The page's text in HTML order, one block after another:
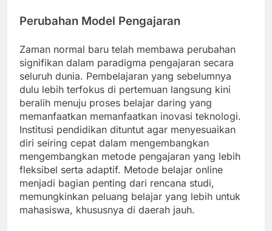
Perubahan Model Pengajaran
Zaman normal baru telah membawa perubahan
signifikan dalam paradigma pengajaran secara
seluruh dunia. Pembelajaran yang sebelumnya
dulu lebih terfokus di pertemuan langsung kini
beralih menuju proses belajar daring yang
memanfaatkan memanfaatkan inovasi teknologi.
Institusi pendidikan dituntut agar menyesuaikan
diri seiring cepat dalam mengembangkan
mengembangkan metode pengajaran yang lebih
fleksibel serta adaptif. Metode belajar online
menjadi bagian penting dari rencana studi,
memungkinkan peluang belajar yang lebih untuk
mahasiswa, khususnya di daerah jauh.